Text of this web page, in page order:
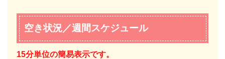
空き状況／週間スケジュール
15分単位の簡易表示です。